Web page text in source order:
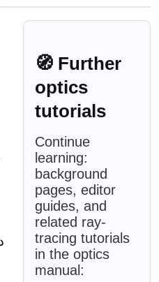
🧭 Further
optics
tutorials
Continue
learning:
background
pages, editor
guides, and
related ray-
tracing tutorials
in the optics
manual: